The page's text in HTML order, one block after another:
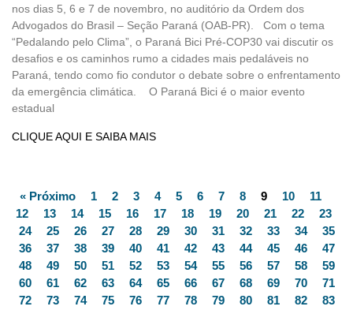
nos dias 5, 6 e 7 de novembro, no auditório da Ordem dos
Advogados do Brasil – Seção Paraná (OAB-PR). Com o tema
“Pedalando pelo Clima”, o Paraná Bici Pré-COP30 vai discutir os
desafios e os caminhos rumo a cidades mais pedaláveis no
Paraná, tendo como fio condutor o debate sobre o enfrentamento
da emergência climática. O Paraná Bici é o maior evento
estadual
CLIQUE AQUI E SAIBA MAIS
« Próximo 1 2 3 4 5 6 7 8 9 10
11
12
13 14 15 16 17 18 19 20 21 22
23
24
25 26 27 28 29 30 31 32 33 34
35
36
37 38 39 40 41 42 43 44 45 46
47
48
49 50 51 52 53 54 55 56 57 58
59
60
61 62 63 64 65 66 67 68 69 70
71
72
73 74 75 76 77 78 79 80 81 82
83